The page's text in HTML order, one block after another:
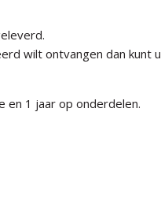
wilt ontvangen dan kunt u
en 1 jaar op onderdelen.